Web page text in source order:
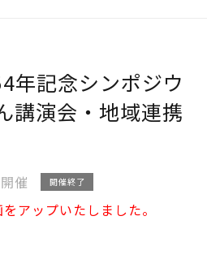
年記念シンポジウ
講演会・地域連携
催 開催終了
アップいたしました。